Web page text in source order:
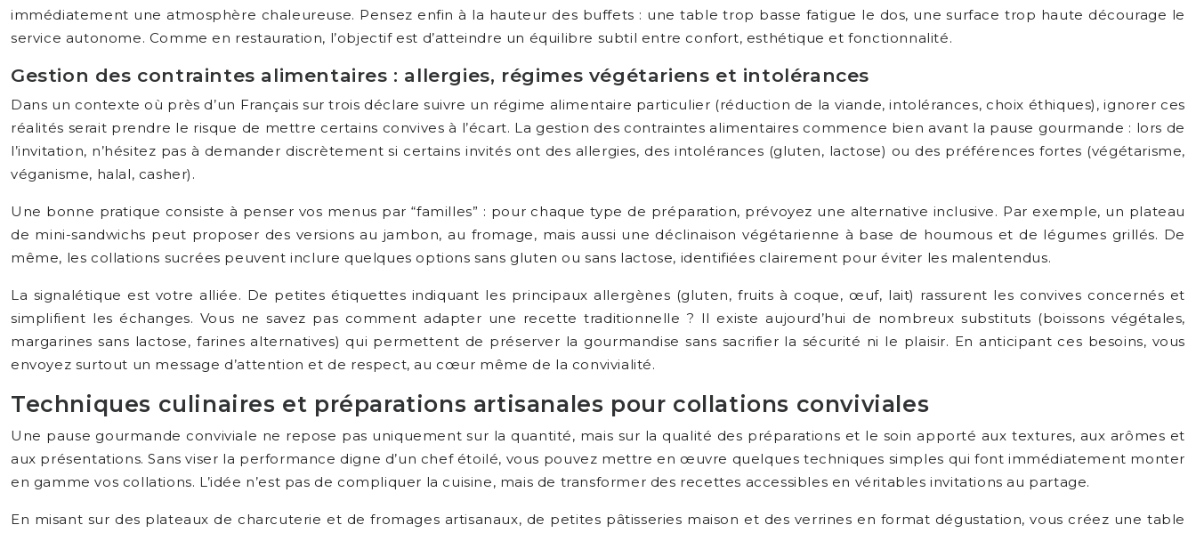
immédiatement une atmosphère chaleureuse. Pensez enfin à la hauteur des buffets : une table trop basse fatigue le dos, une surface trop haute décourage le
service autonome. Comme en restauration, l’objectif est d’atteindre un équilibre subtil entre confort, esthétique et fonctionnalité.
Gestion des contraintes alimentaires : allergies, régimes végétariens et intolérances
Dans un contexte où près d’un Français sur trois déclare suivre un régime alimentaire particulier (réduction de la viande, intolérances, choix éthiques), ignorer ces
réalités serait prendre le risque de mettre certains convives à l’écart. La gestion des contraintes alimentaires commence bien avant la pause gourmande : lors de
l’invitation, n’hésitez pas à demander discrètement si certains invités ont des allergies, des intolérances (gluten, lactose) ou des préférences fortes (végétarisme,
véganisme, halal, casher).
Une bonne pratique consiste à penser vos menus par “familles” : pour chaque type de préparation, prévoyez une alternative inclusive. Par exemple, un plateau
de mini-sandwichs peut proposer des versions au jambon, au fromage, mais aussi une déclinaison végétarienne à base de houmous et de légumes grillés. De
même, les collations sucrées peuvent inclure quelques options sans gluten ou sans lactose, identifiées clairement pour éviter les malentendus.
La signalétique est votre alliée. De petites étiquettes indiquant les principaux allergènes (gluten, fruits à coque, œuf, lait) rassurent les convives concernés et
simplifient les échanges. Vous ne savez pas comment adapter une recette traditionnelle ? Il existe aujourd’hui de nombreux substituts (boissons végétales,
margarines sans lactose, farines alternatives) qui permettent de préserver la gourmandise sans sacrifier la sécurité ni le plaisir. En anticipant ces besoins, vous
envoyez surtout un message d’attention et de respect, au cœur même de la convivialité.
Techniques culinaires et préparations artisanales pour collations conviviales
Une pause gourmande conviviale ne repose pas uniquement sur la quantité, mais sur la qualité des préparations et le soin apporté aux textures, aux arômes et
aux présentations. Sans viser la performance digne d’un chef étoilé, vous pouvez mettre en œuvre quelques techniques simples qui font immédiatement monter
en gamme vos collations. L’idée n’est pas de compliquer la cuisine, mais de transformer des recettes accessibles en véritables invitations au partage.
En misant sur des plateaux de charcuterie et de fromages artisanaux, de petites pâtisseries maison et des verrines en format dégustation, vous créez une table